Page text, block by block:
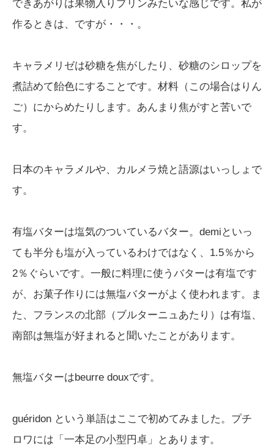
できあがりは果物入りプリンみたいな感じです。私が
作るときは、ですが・・・。
キャラメリゼは砂糖を焦がしたり、砂糖のシロップを
煮詰めて飴色にすることです。材料（この場合はりん
ご）にからめたりします。あんまり焦がすと苦いで
す。
日本のキャラメルや、カルメラ焼と語源はいっしょで
す。
有塩バターは塩気のついているバター。demiといっ
ても半分も塩が入っているわけではなく、1.5％から
2％ぐらいです。一般に料理に使うバターは有塩です
が、お菓子作りには無塩バターがよく使われます。ま
た、フランスの北部（ブルターニュあたり）は有塩、
南部は無塩が好まれると聞いたことがあります。
無塩バターはbeurre douxです。
guéridon という単語はここで初めてみました。プチ
ロワには「一本足の小型円卓」とあります。